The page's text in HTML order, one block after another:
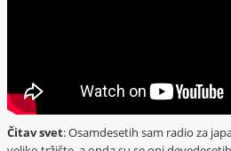
Čitav svet: Osamdesetih sam radio za